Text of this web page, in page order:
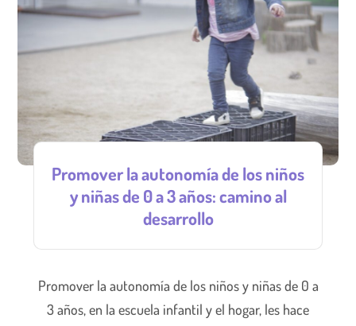
Promover la autonomía de los niños
y niñas de 0 a 3 años: camino al
desarrollo
Promover la autonomía de los niños y niñas de 0 a
3 años, en la escuela infantil y el hogar, les hace